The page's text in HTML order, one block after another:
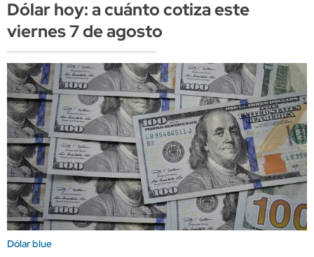
Dólar hoy: a cuánto cotiza este
viernes 7 de agosto
Dólar blue